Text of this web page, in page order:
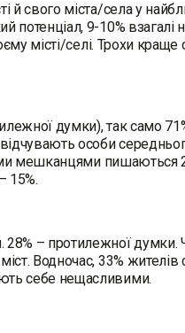
й свого міста/села у
потенціал, 9-10% взагалі
місті/селі. Трохи
думки), так само
особи
мешканцями пишаються
15%.
– протилежної думки.
Водночас, 33% жителів
себе нещасливими.